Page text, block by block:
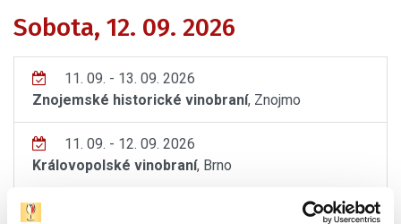
Sobota, 12. 09. 2026
11. 09. - 13. 09. 2026
Znojemské historické vinobraní, Znojmo
11. 09. - 12. 09. 2026
Královopolské vinobraní, Brno